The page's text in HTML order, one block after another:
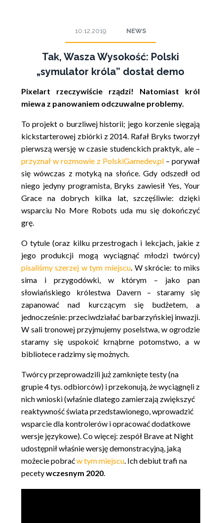
10.12.2019 NEWS
Tak, Wasza Wysokość: Polski
„symulator króla” dostał demo
Pixelart rzeczywiście rządzi! Natomiast król
miewa z panowaniem odczuwalne problemy.
To projekt o burzliwej historii; jego korzenie sięgają
kickstarterowej zbiórki z 2014. Rafał Bryks tworzył
pierwszą wersję w czasie studenckich praktyk, ale –
przyznał w rozmowie z PolskiGamedev.pl – porywał
się wówczas z motyką na słońce. Gdy odszedł od
niego jedyny programista, Bryks zawiesił Yes, Your
Grace na dobrych kilka lat, szczęśliwie: dzięki
wsparciu No More Robots uda mu się dokończyć
grę.
O tytule (oraz kilku przestrogach i lekcjach, jakie z
jego produkcji mogą wyciągnąć młodzi twórcy)
pisaliśmy szerzej w tym miejscu. W skrócie: to miks
sima i przygodówki, w którym – jako pan
słowiańskiego królestwa Davern – staramy się
zapanować nad kurczącym się budżetem, a
jednocześnie: przeciwdziałać barbarzyńskiej inwazji.
W sali tronowej przyjmujemy poselstwa, w ogrodzie
staramy się uspokoić krnąbrne potomstwo, a w
bibliotece radzimy się możnych.
Twórcy przeprowadzili już zamknięte testy (na
grupie 4 tys. odbiorców) i przekonują, że wyciągnęli z
nich wnioski (właśnie dlatego zamierzają zwiększyć
reaktywność świata przedstawionego, wprowadzić
wsparcie dla kontrolerów i opracować dodatkowe
wersje językowe). Co więcej: zespół Brave at Night
udostępnił właśnie wersję demonstracyjną, jaką
możecie pobraćw tym miejscu. Ich debiut trafi na
pecetywczesnym 2020.